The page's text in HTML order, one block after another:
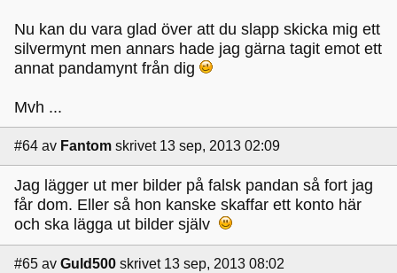
Nu kan du vara glad över att du slapp skicka mig ett
silvermynt men annars hade jag gärna tagit emot ett
annat pandamynt från dig
Mvh ...
#64 av Fantom skrivet 13 sep, 2013 02:09
Jag lägger ut mer bilder på falsk pandan så fort jag
får dom. Eller så hon kanske skaffar ett konto här
och ska lägga ut bilder själv
#65 av Guld500 skrivet 13 sep, 2013 08:02